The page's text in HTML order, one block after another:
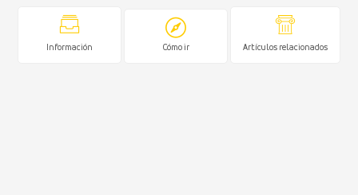
Información Cómo ir Artículos relacionados